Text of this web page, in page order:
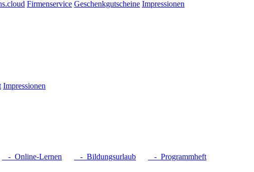
Firmenservice Geschenkgutscheine Impressionen
Impressionen
- Online-Lernen - Bildungsurlaub
- Programmheft